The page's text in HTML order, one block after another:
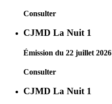
Consulter
CJMD La Nuit 1
Émission du 22 juillet 2026
Consulter
CJMD La Nuit 1